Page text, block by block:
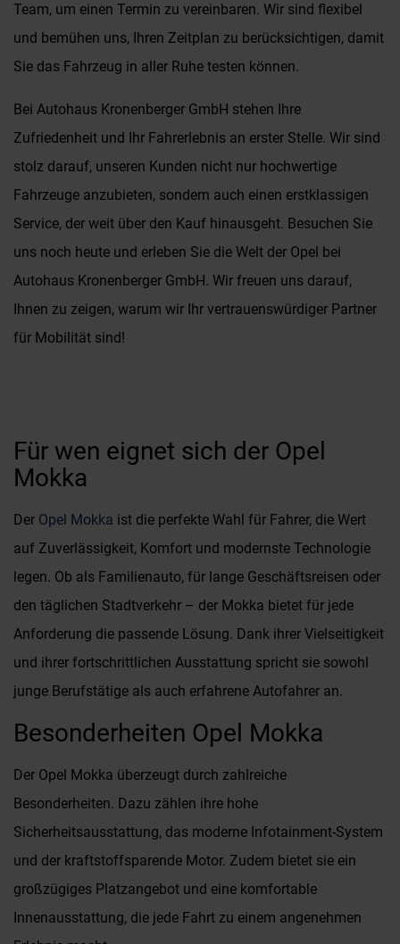
Team, um einen Termin zu vereinbaren. Wir sind flexibel
und bemühen uns, Ihren Zeitplan zu berücksichtigen, damit
Sie das Fahrzeug in aller Ruhe testen können.
Bei Autohaus Kronenberger GmbH stehen Ihre
Zufriedenheit und Ihr Fahrerlebnis an erster Stelle. Wir sind
stolz darauf, unseren Kunden nicht nur hochwertige
Fahrzeuge anzubieten, sondern auch einen erstklassigen
Service, der weit über den Kauf hinausgeht. Besuchen Sie
uns noch heute und erleben Sie die Welt der Opel bei
Autohaus Kronenberger GmbH. Wir freuen uns darauf,
Ihnen zu zeigen, warum wir Ihr vertrauenswürdiger Partner
für Mobilität sind!
Für wen eignet sich der Opel
Mokka
Der Opel Mokka ist die perfekte Wahl für Fahrer, die Wert
auf Zuverlässigkeit, Komfort und modernste Technologie
legen. Ob als Familienauto, für lange Geschäftsreisen oder
den täglichen Stadtverkehr – der Mokka bietet für jede
Anforderung die passende Lösung. Dank ihrer Vielseitigkeit
und ihrer fortschrittlichen Ausstattung spricht sie sowohl
junge Berufstätige als auch erfahrene Autofahrer an.
Besonderheiten Opel Mokka
Der Opel Mokka überzeugt durch zahlreiche
Besonderheiten. Dazu zählen ihre hohe
Sicherheitsausstattung, das moderne Infotainment-System
und der kraftstoffsparende Motor. Zudem bietet sie ein
großzügiges Platzangebot und eine komfortable
Innenausstattung, die jede Fahrt zu einem angenehmen